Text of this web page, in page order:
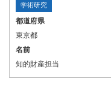
学術研究
都道府県
東京都
名前
知的財産担当